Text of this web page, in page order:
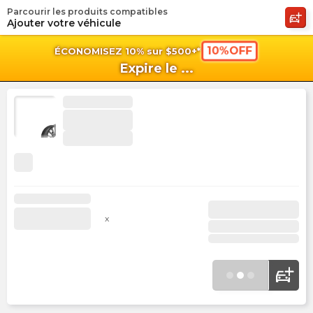
ÉCONOMISEZ 10% sur $500+* 10%OFF
Expire le ...
Parcourir les produits compatibles
Ajouter votre véhicule
x
shopping_cart